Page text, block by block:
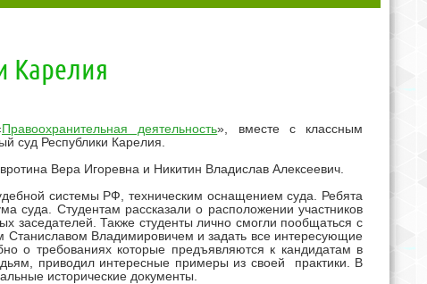
Карелия
Правоохранительная деятельность», вместе с классным
суд Республики Карелия.
Вера Игоревна и Никитин Владислав Алексеевич.
системы РФ, техническим оснащением суда. Ребята
суда. Студентам рассказали о расположении участников
заседателей. Также студенты лично смогли пообщаться с
Владимировичем и задать все интересующие
о требованиях которые предъявляются к кандидатам в
приводил интересные примеры из своей практики. В
исторические документы.